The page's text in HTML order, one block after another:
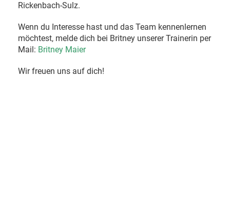
Rickenbach-Sulz.
Wenn du Interesse hast und das Team kennenlernen
möchtest, melde dich bei Britney unserer Trainerin per
Mail: Britney Maier
Wir freuen uns auf dich!